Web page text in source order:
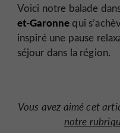
Voici notre balade
et-Garonne qui
inspiré une pause
séjour dans la région.
Vous avez aimé cet
notre